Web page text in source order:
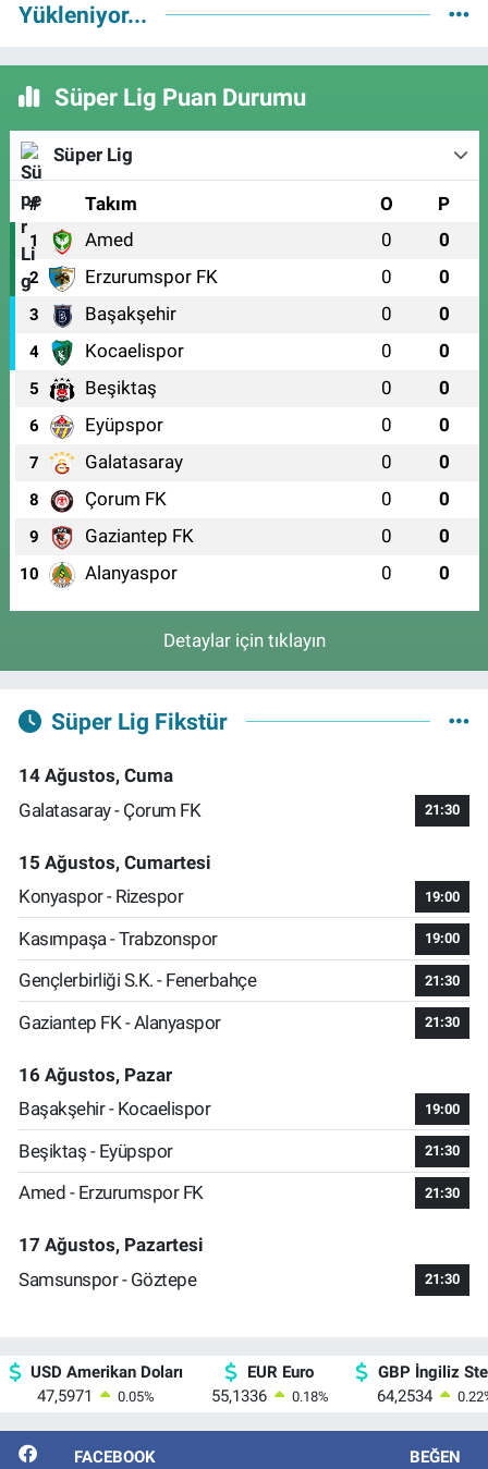
Yükleniyor...
Süper Lig Puan Durumu
Süper Lig
# Takım O P
1 Amed 0 0
2 Erzurumspor FK 0 0
3 Başakşehir 0 0
4 Kocaelispor 0 0
5 Beşiktaş 0 0
6 Eyüpspor 0 0
7 Galatasaray 0 0
8 Çorum FK 0 0
9 Gaziantep FK 0 0
10 Alanyaspor 0 0
Detaylar için tıklayın
Süper Lig Fikstür
14 Ağustos, Cuma
Galatasaray - Çorum FK
21:30
15 Ağustos, Cumartesi
Konyaspor - Rizespor
19:00
Kasımpaşa - Trabzonspor 19:00
Gençlerbirliği S.K. - Fenerbahçe 21:30
Gaziantep FK - Alanyaspor 21:30
16 Ağustos, Pazar
Başakşehir - Kocaelispor
19:00
Beşiktaş - Eyüpspor 21:30
Amed - Erzurumspor FK 21:30
17 Ağustos, Pazartesi
Samsunspor - Göztepe
21:30
USD Amerikan Doları
47,5971
0.05%
EUR Euro
55,1336
0.18%
GBP İngiliz
64,2534
0.22
FACEBOOK BEĞEN